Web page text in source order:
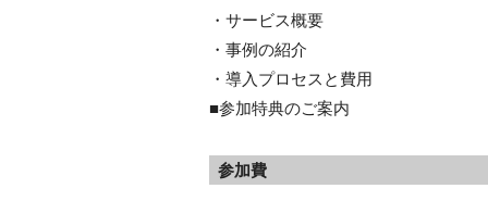
・サービス概要
・事例の紹介
・導入プロセスと費用
■参加特典のご案内
参加費